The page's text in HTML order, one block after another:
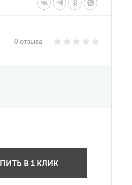
0 отзыва
В 1 КЛИК